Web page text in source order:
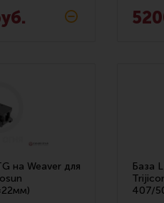
на Weaver для
База
407/